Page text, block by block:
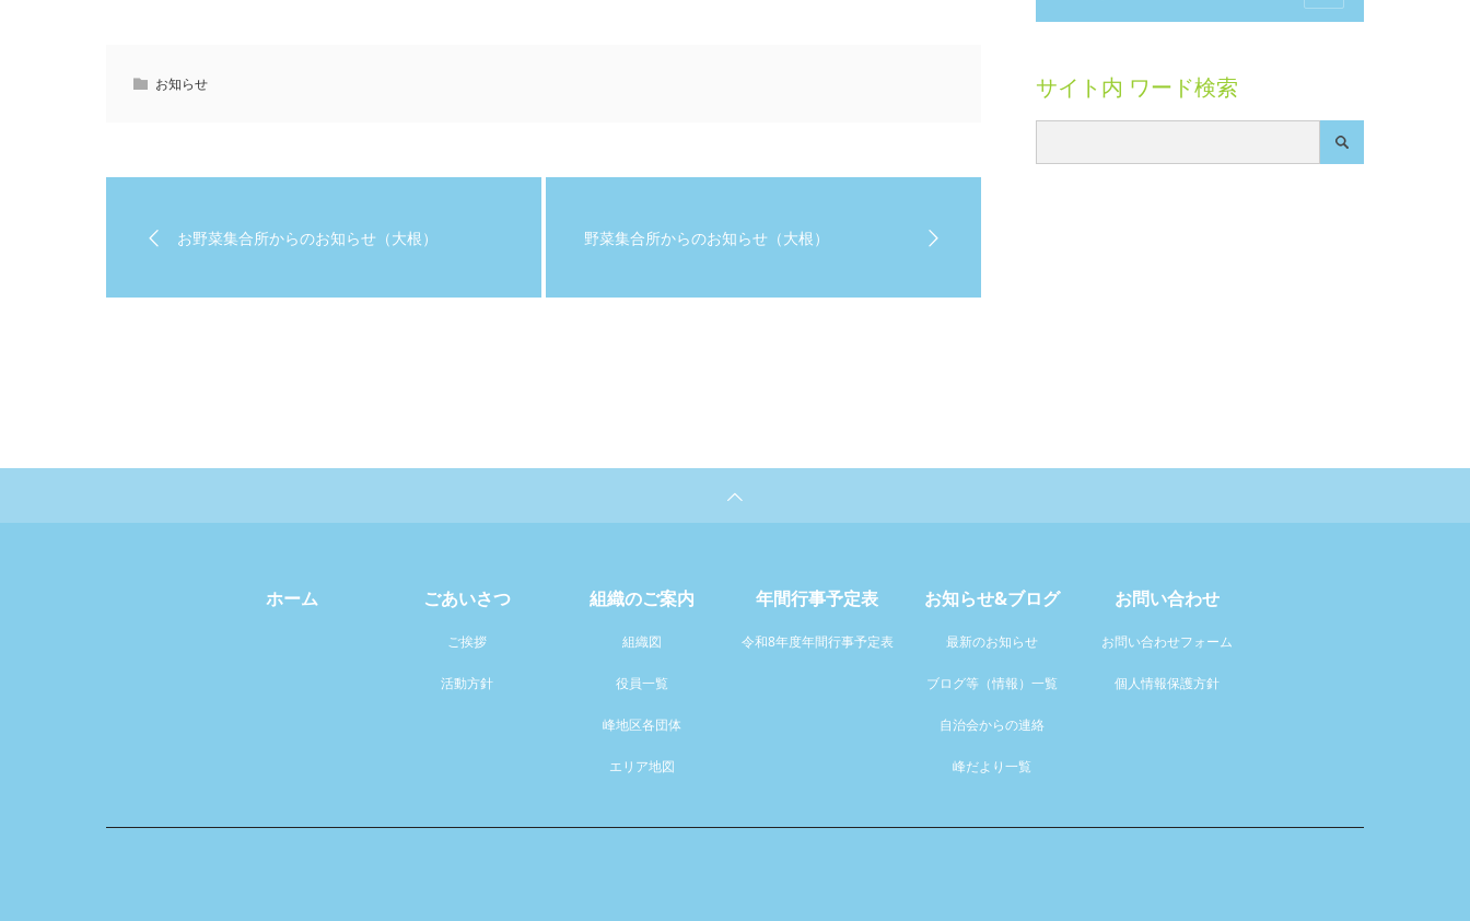
お知らせ
お野菜集合所からのお知らせ（大根） 野菜集合所からのお知らせ（大根）
サイト内 ワード検索
ホーム ごあいさつ
ご挨拶
活動方針
組織のご案内
組織図
役員一覧
峰地区各団体
エリア地図
年間行事予定表
令和8年度年間行事予定表
お知らせ&ブログ
最新のお知らせ
ブログ等（情報）一覧
自治会からの連絡
峰だより一覧
お問い合わせ
お問い合わせフォーム
個人情報保護方針